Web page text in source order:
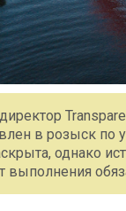
в розыск по
однако
выполнения